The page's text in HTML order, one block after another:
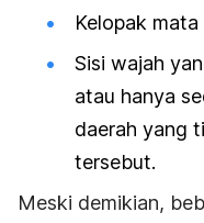
Kelopak
Sisi wajah
atau hanya
daerah yang
tersebut.
Meski demikian,